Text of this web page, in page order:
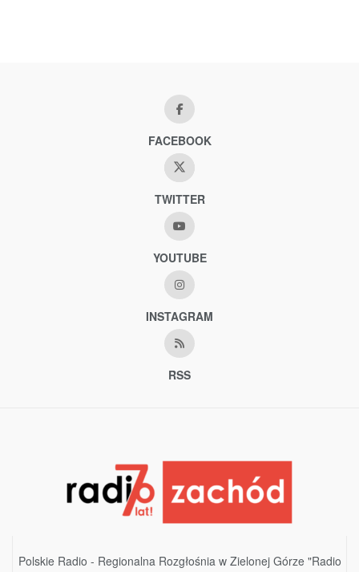
FACEBOOK
TWITTER
YOUTUBE
INSTAGRAM
RSS
Polskie Radio - Regionalna Rozgłośnia w Zielonej Górze "Radio